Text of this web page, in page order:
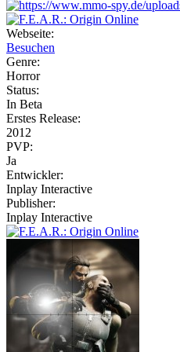
Webseite:
Besuchen
Genre:
Horror
Status:
In Beta
Erstes Release:
2012
PVP:
Ja
Entwickler:
Inplay Interactive
Publisher:
Inplay Interactive